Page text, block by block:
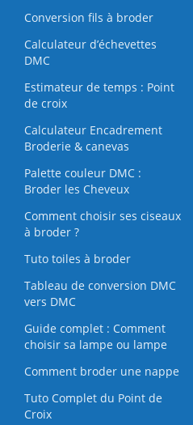
Conversion fils à broder
Calculateur d’échevettes
DMC
Estimateur de temps : Point
de croix
Calculateur Encadrement
Broderie & canevas
Palette couleur DMC :
Broder les Cheveux
Comment choisir ses ciseaux
à broder ?
Tuto toiles à broder
Tableau de conversion DMC
vers DMC
Guide complet : Comment
choisir sa lampe ou lampe
Comment broder une nappe
Tuto Complet du Point de
Croix